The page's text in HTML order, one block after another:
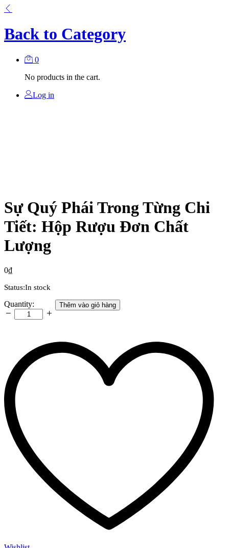
Back to Category
0
No products in the cart.
Log in
Sự Quý Phái Trong Từng Chi
Tiết: Hộp Rượu Đơn Chất
Lượng
0₫
Status:In stock
Sự
Quý
Phái
Hộp
Rượu
Đơn
Chất
Lượng
quantity
Quantity: Thêm vào giỏ hàng